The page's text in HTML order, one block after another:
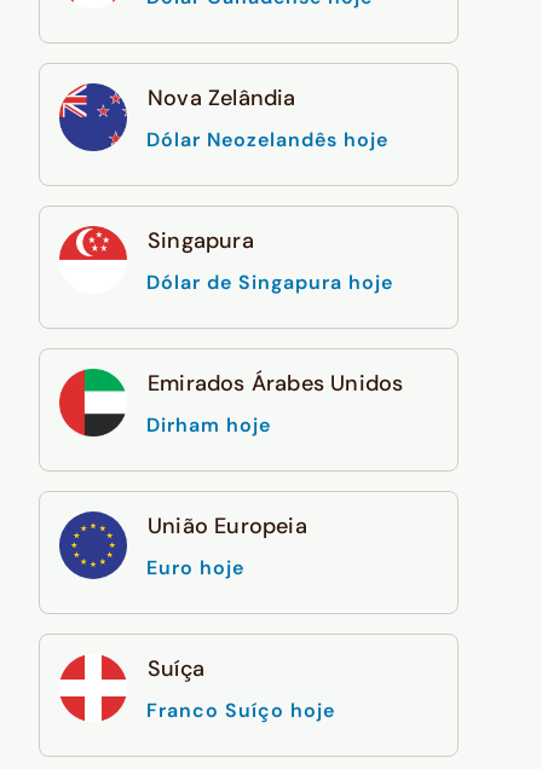
Nova Zelândia
Dólar Neozelandês hoje
Singapura
Dólar de Singapura hoje
Emirados Árabes Unidos
Dirham hoje
União Europeia
Euro hoje
Suíça
Franco Suíço hoje